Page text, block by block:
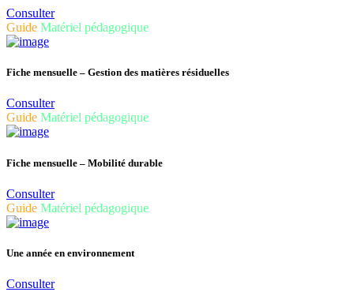
Consulter
Guide Matériel pédagogique
Fiche mensuelle – Gestion des matières résiduelles
Consulter
Guide Matériel pédagogique
Fiche mensuelle – Mobilité durable
Consulter
Guide Matériel pédagogique
Une année en environnement
Consulter